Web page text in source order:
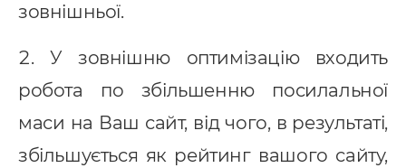
зовнішньої.
У зовнішню оптимізацію входить
робота по збільшенню посилальної
маси на Ваш сайт, від чого, в результаті,
збільшується як рейтинг вашого сайту,